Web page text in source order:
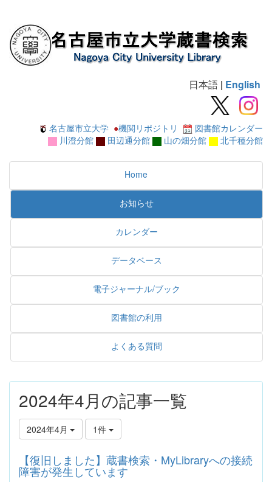
日本語 | English
名古屋市立大学 ●機関リポジトリ
図書館カレンダー
川澄分館
田辺通分館 山の畑分館 北千種分館
Home
お知らせ
カレンダー
データベース
電子ジャーナル/ブック
図書館の利用
よくある質問
2024年4月の記事一覧
2024年4月 1件
【復旧しました】蔵書検索・MyLibraryへの接続
障害が発生しています